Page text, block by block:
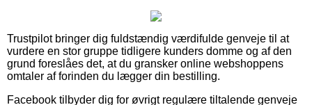
Trustpilot bringer dig fuldstændig værdifulde genveje til at
vurdere en stor gruppe tidligere kunders domme og af den
grund foreslåes det, at du gransker online webshoppens
omtaler af forinden du lægger din bestilling.
Facebook tilbyder dig for øvrigt regulære tiltalende genveje